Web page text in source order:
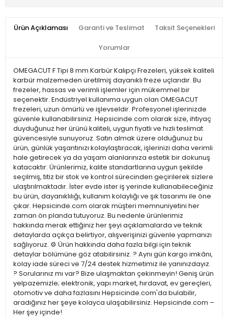
Ürün Açıklaması Garanti ve Teslimat Taksit Seçenekleri
Yorumlar
OMEGACUT F Tipi 8 mm Karbür Kalıpçı Frezeleri, yüksek kaliteli
karbür malzemeden üretilmiş dayanıklı freze uçlarıdır. Bu
frezeler, hassas ve verimli işlemler için mükemmel bir
seçenektir. Endüstriyel kullanıma uygun olan OMEGACUT
frezeleri, uzun ömürlü ve işlevseldir. Profesyonel işlerinizde
güvenle kullanabilirsiniz. Hepsicinde.com olarak size, ihtiyaç
duyduğunuz her ürünü kaliteli, uygun fiyatlı ve hızlı teslimat
güvencesiyle sunuyoruz. Satın almak üzere olduğunuz bu
ürün, günlük yaşantınızı kolaylaştıracak, işlerinizi daha verimli
hale getirecek ya da yaşam alanlarınıza estetik bir dokunuş
katacaktır. Ürünlerimiz, kalite standartlarına uygun şekilde
seçilmiş, titiz bir stok ve kontrol sürecinden geçirilerek sizlere
ulaştırılmaktadır. İster evde ister iş yerinde kullanabileceğiniz
bu ürün, dayanıklılığı, kullanım kolaylığı ve şık tasarımı ile öne
çıkar. Hepsicinde.com olarak müşteri memnuniyetini her
zaman ön planda tutuyoruz. Bu nedenle ürünlerimiz
hakkında merak ettiğiniz her şeyi açıklamalarda ve teknik
detaylarda açıkça belirtiyor, alışverişinizi güvenle yapmanızı
sağlıyoruz. ⚙️ Ürün hakkında daha fazla bilgi için teknik
detaylar bölümüne göz atabilirsiniz. ? Aynı gün kargo imkânı,
kolay iade süreci ve 7/24 destek hizmetimiz ile yanınızdayız.
? Sorularınız mı var? Bize ulaşmaktan çekinmeyin! Geniş ürün
yelpazemizle; elektronik, yapı market, hırdavat, ev gereçleri,
otomotiv ve daha fazlasını Hepsicinde.com'da bulabilir,
aradığınız her şeye kolayca ulaşabilirsiniz. Hepsicinde.com –
Her şey içinde!